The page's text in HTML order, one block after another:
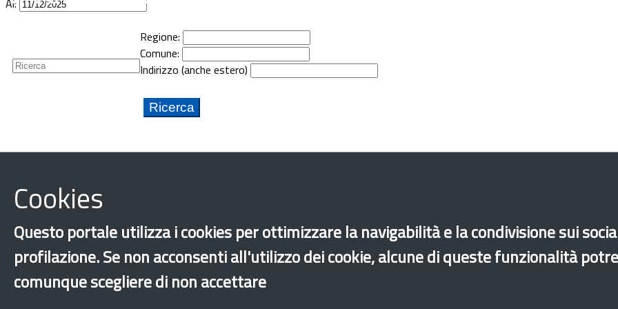
Al:
Regione:
Comune:
Indirizzo (anche estero)
Cookies
Questo portale utilizza i cookies per ottimizzare la navigabilità e la condivisione sui
profilazione. Se non acconsenti all'utilizzo dei cookie, alcune di queste funzionalità
comunque scegliere di non accettare